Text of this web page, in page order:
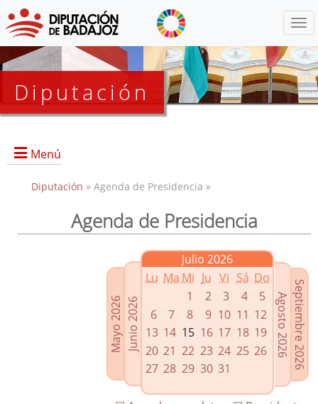
Diputación
Menú
Presidencia
Enlaces relacionados
Agenda de Presidencia
Plenos provinciales y Juntas de gobierno
Oficina de Proyectos Europeos
Diputación » Agenda de Presidencia »
Agenda de Presidencia
Mayo 2026Junio 2026
Julio 2026
Lu Ma Mi Ju Vi Sá Do
1
2 3 4
5
6
7 8 9 10 11 12
13 14 15 16 17 18 19
20 21 22 23 24 25 26
27 28 29 30 31 Septiembre 2026
Agosto 2026